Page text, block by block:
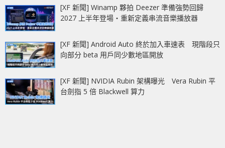
[XF 新聞] Winamp 夥拍 Deezer 準備強勢回歸
2027 上半年登場‧重新定義串流音樂播放器
[XF 新聞] Android Auto 終於加入車速表 現階段只
向部分 beta 用戶同少數地區開放
[XF 新聞] NVIDIA Rubin 架構曝光 Vera Rubin 平
台劍指 5 倍 Blackwell 算力